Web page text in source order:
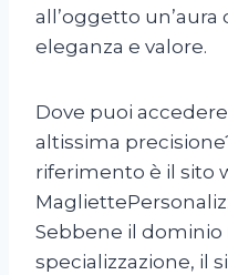
all’oggetto
eleganza e valore.
Dove puoi
altissima
riferimento è il sito
Sebbene il dominio
specializzazione, il